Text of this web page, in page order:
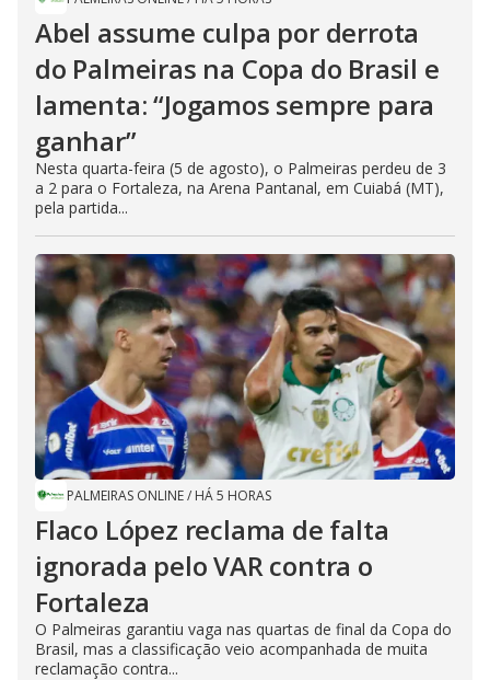
Abel assume culpa por derrota
do Palmeiras na Copa do Brasil e
lamenta: “Jogamos sempre para
ganhar”
Nesta quarta-feira (5 de agosto), o Palmeiras perdeu de 3
a 2 para o Fortaleza, na Arena Pantanal, em Cuiabá (MT),
pela partida...
PALMEIRAS ONLINE/ HÁ 5 HORAS
Flaco López reclama de falta
ignorada pelo VAR contra o
Fortaleza
O Palmeiras garantiu vaga nas quartas de final da Copa do
Brasil, mas a classificação veio acompanhada de muita
reclamação contra...